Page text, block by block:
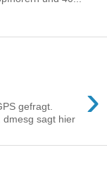
›
gefragt.
dmesg sagt hier